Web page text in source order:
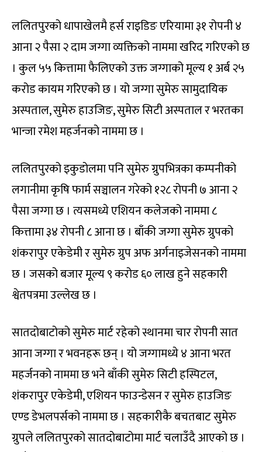
ललितपुरको धापाखेलमै हर्स राइडिङ एरियामा ३१ रोपनी ४
आना २ पैसा २ दाम जग्गा व्यक्तिको नाममा खरिद गरिएको छ
। कुल ५५ कित्तामा फैलिएको उक्त जग्गाको मूल्य १ अर्ब २५
करोड कायम गरिएको छ । यो जग्गा सुमेरु सामुदायिक
अस्पताल, सुमेरु हाउजिङ, सुमेरु सिटी अस्पताल र भरतका
भान्जा रमेश महर्जनको नाममा छ ।
ललितपुरको इकुडोलमा पनि सुमेरु ग्रुपभित्रका कम्पनीको
लगानीमा कृषि फार्म सञ्चालन गरेको १२८ रोपनी ७ आना २
पैसा जग्गा छ । त्यसमध्ये एशियन कलेजको नाममा ८
कित्तामा ३४ रोपनी ८ आना छ । बाँकी जग्गा सुमेरु ग्रुपको
शंकरापुर एकेडेमी र सुमेरु ग्रुप अफ अर्गनाइजेसनको नाममा
छ । जसको बजार मूल्य ९ करोड ६० लाख हुने सहकारी
श्वेतपत्रमा उल्लेख छ ।
सातदोबाटोको सुमेरु मार्ट रहेको स्थानमा चार रोपनी सात
आना जग्गा र भवनहरू छन् । यो जग्गामध्ये ४ आना भरत
महर्जनको नाममा छ भने बाँकी सुमेरु सिटी हस्पिटल,
शंकरापुर एकेडेमी, एशियन फाउन्डेसन र सुमेरु हाउजिङ
एण्ड डेभलपर्सको नाममा छ । सहकारीकै बचतबाट सुमेरु
ग्रुपले ललितपुरको सातदोबाटोमा मार्ट चलाउँदै आएको छ ।